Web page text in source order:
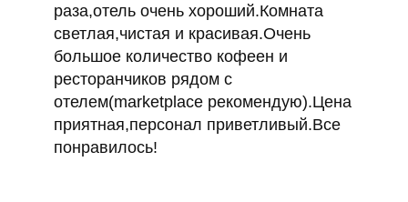
раза,отель очень хороший.Комната
светлая,чистая и красивая.Очень
большое количество кофеен и
ресторанчиков рядом с
отелем(marketplace рекомендую).Цена
приятная,персонал приветливый.Все
понравилось!